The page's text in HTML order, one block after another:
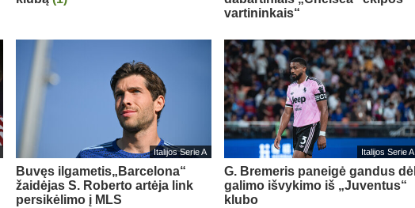
vartininkais“
Italijos Serie A
Buvęs ilgametis„Barcelona“
žaidėjas S. Roberto artėja link
persikėlimo į MLS
Italijos Serie A
G. Bremeris paneigė gandus dėl
galimo išvykimo iš „Juventus“
klubo